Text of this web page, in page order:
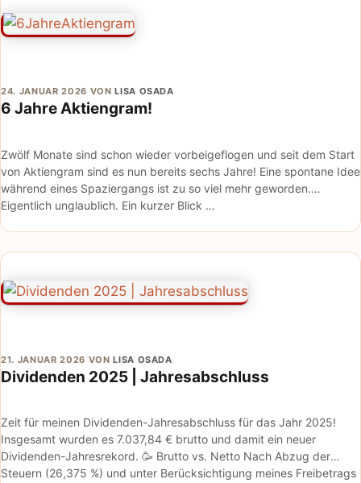
6 Jahre Aktiengram!
24. JANUAR 2026 VONLISA OSADA
Zwölf Monate sind schon wieder vorbeigeflogen und seit dem Start
von Aktiengram sind es nun bereits sechs Jahre! Eine spontane Idee
während eines Spaziergangs ist zu so viel mehr geworden.
Eigentlich unglaublich. Ein kurzer Blick …
Dividenden 2025 | Jahresabschluss
21. JANUAR 2026 VONLISA OSADA
Zeit für meinen Dividenden-Jahresabschluss für das Jahr 2025!
Insgesamt wurden es 7.037,84 € brutto und damit ein neuer
Dividenden-Jahresrekord. 🥳 Brutto vs. Netto Nach Abzug der
Steuern (26,375 %) und unter Berücksichtigung meines Freibetrags